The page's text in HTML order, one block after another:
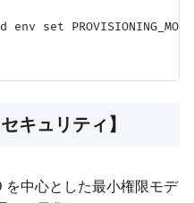
PROVISIONING_MODE
キュリティ】
を中心とした最小権限モデ